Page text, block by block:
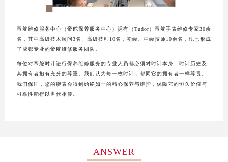
帝舵维修服务中心（帝舵保养服务中心）拥有（Tudor）帝舵手表维修专家30余
名，其中高级技术顾问3名、高级技师10名，初级、中级技师10余名，现已形成
了成都专业的帝舵维修服务团队。
每位对帝舵时计进行保养维修服务的专业人员都必须对时计本身、时计历史及
其拥有者抱有充分的尊重。我们认为每一枚时计，都同它的拥有者一样尊贵。
我们保证，您的腕表会得到始终如一的精心保养与维护，保障它的恒久价值与
可靠性能得以世代相传。
ANSWER